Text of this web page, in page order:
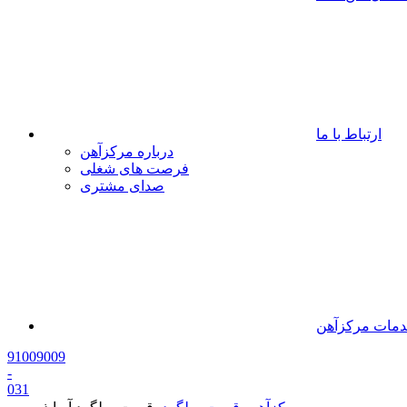
ارتباط با ما
درباره مرکزآهن
فرصت های شغلی
صدای مشتری
مرکزآهن
91009009
-
031